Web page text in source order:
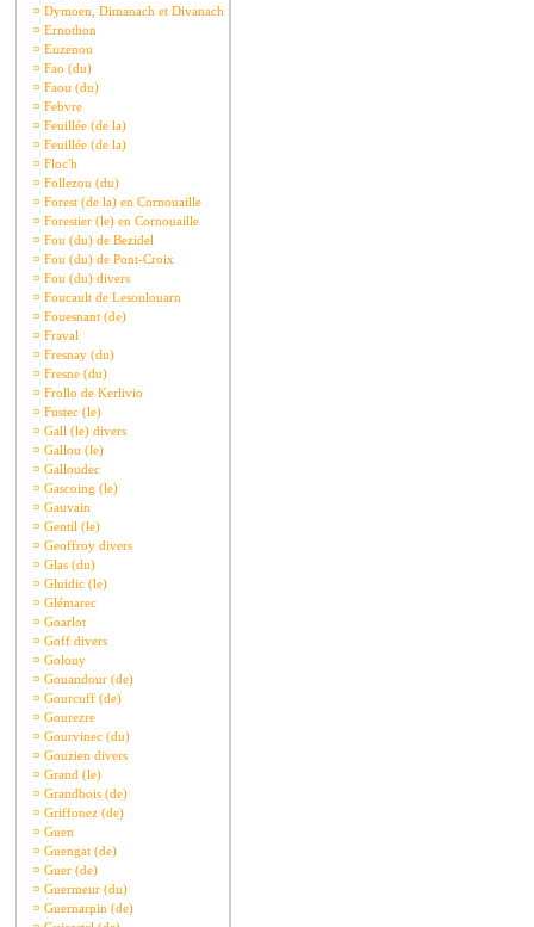
¤ Dymoen, Dimanach et Divanach
¤ Ernothon
¤ Euzenou
¤ Fao (du)
¤ Faou (du)
¤ Febvre
¤ Feuillée (de la)
¤ Feuillée (de la)
¤ Floc'h
¤ Follezou (du)
¤ Forest (de la) en Cornouaille
¤ Forestier (le) en Cornouaille
¤ Fou (du) de Bezidel
¤ Fou (du) de Pont-Croix
¤ Fou (du) divers
¤ Foucault de Lesoulouarn
¤ Fouesnant (de)
¤ Fraval
¤ Fresnay (du)
¤ Fresne (du)
¤ Frollo de Kerlivio
¤ Fustec (le)
¤ Gall (le) divers
¤ Gallou (le)
¤ Galloudec
¤ Gascoing (le)
¤ Gauvain
¤ Gentil (le)
¤ Geoffroy divers
¤ Glas (du)
¤ Gluidic (le)
¤ Glémarec
¤ Goarlot
¤ Goff divers
¤ Golouy
¤ Gouandour (de)
¤ Gourcuff (de)
¤ Gourezre
¤ Gourvinec (du)
¤ Gouzien divers
¤ Grand (le)
¤ Grandbois (de)
¤ Griffonez (de)
¤ Guen
¤ Guengat (de)
¤ Guer (de)
¤ Guermeur (du)
¤ Guernarpin (de)